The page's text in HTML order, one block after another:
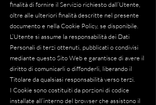
finalità di fornire il Servizio richiesto dall’Utente,
oltre alle ulteriori finalità descritte nel presente
documento e nella Cookie Policy, se disponibile.
L’Utente si assume la responsabilità dei Dati
Personali di terzi ottenuti, pubblicati o condivisi
mediante questo Sito Web e garantisce di avere il
diritto di comunicarli o diffonderli, liberando il
Titolare da qualsiasi responsabilità verso terzi.
I Cookie sono costituiti da porzioni di codice
installate all’interno del browser che assistono il